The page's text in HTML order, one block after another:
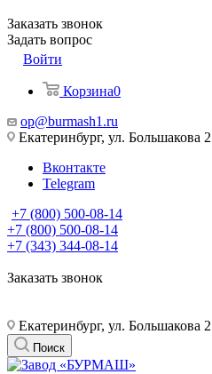
Заказать звонок
Задать вопрос
Войти
Корзина0
op@burmash1.ru
Екатеринбург, ул. Большакова
Вконтакте
Telegram
+7 (800) 500-08-14
+7 (800) 500-08-14
+7 (343) 344-08-14
Заказать звонок
Екатеринбург, ул. Большакова
Поиск